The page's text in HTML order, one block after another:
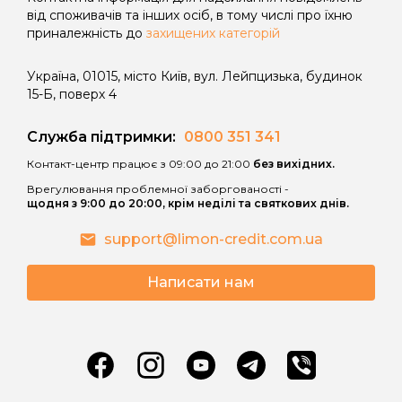
платежів з погашення кредиту.
Користування споживачем сумою
наданого кредиту після закінчення
Дисконтного періоду кредитування
• витрати споживача за користування
Кредитом зростають внаслідок
нарахування процентів за користування
Кредитом після закінчення
Дисконтного періоду кредитування за
внаслідок застосування правил
розрахунку грошових зобов’язань
від споживачів та інших осіб, в тому числі про їхню
приналежність до захищених категорій
Україна, 01015, місто Київ, вул. Лейпцизька, будинок
15-Б, поверх 4
Служба підтримки: 0800 351 341
Контакт-центр працює з 09:00 до 21:00 без вихідних.
Врегулювання проблемної заборгованості -
щодня з 9:00 до 20:00, крім неділі та святкових днів.
support@limon-credit.com.ua
Написати нам